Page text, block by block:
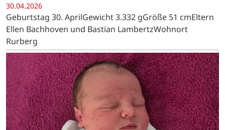
30.04.2026
Geburtstag 30. AprilGewicht 3.332 gGröße 51 cmEltern
Ellen Bachhoven und Bastian LambertzWohnort
Rurberg